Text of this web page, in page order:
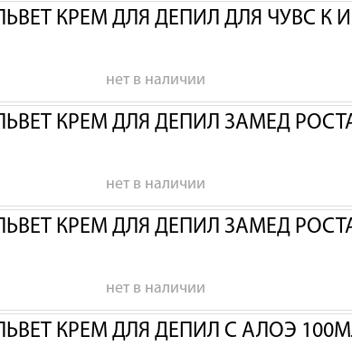
КРЕМ ДЛЯ ДЕПИЛ ДЛЯ ЧУВС К
нет в наличии
КРЕМ ДЛЯ ДЕПИЛ ЗАМЕД
нет в наличии
КРЕМ ДЛЯ ДЕПИЛ ЗАМЕД
нет в наличии
КРЕМ ДЛЯ ДЕПИЛ С АЛОЭ